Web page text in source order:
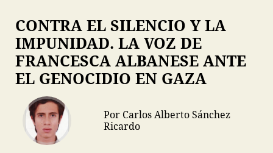
CONTRA EL SILENCIO Y LA
IMPUNIDAD. LA VOZ DE
FRANCESCA ALBANESE ANTE
EL GENOCIDIO EN GAZA
Por Carlos Alberto Sánchez
Ricardo